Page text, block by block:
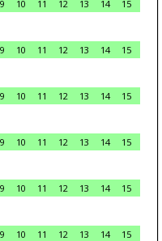
10 11 12 13 14
15
10 11 12 13 14
15
10 11 12 13 14
15
10 11 12 13 14
15
10 11 12 13 14
15
10 11 12 13 14
15